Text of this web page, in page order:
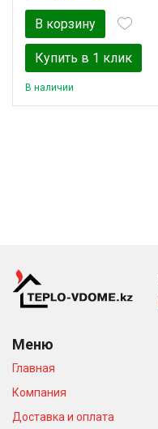
В корзину
Купить в 1 клик
В наличии
Меню
Главная
Компания
Доставка и оплата